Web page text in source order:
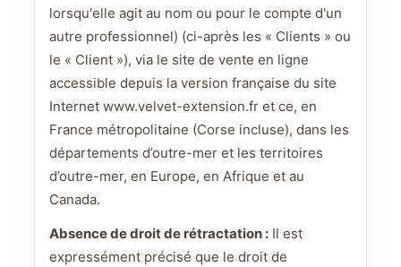
lorsqu'elle agit au nom ou pour le compte d'un
autre professionnel) (ci-après les « Clients » ou
le « Client »), via le site de vente en ligne
accessible depuis la version française du site
Internet www.velvet-extension.fr et ce, en
France métropolitaine (Corse incluse), dans les
départements d’outre-mer et les territoires
d’outre-mer, en Europe, en Afrique et au
Canada.
Absence de droit de rétractation : Il est
expressément précisé que le droit de